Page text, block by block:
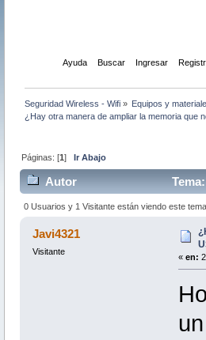
Ayuda Buscar Ingresar
Seguridad Wireless - Wifi » Equipos y
¿Hay otra manera de ampliar la memoria que
Páginas: [1]Ir Abajo
Autor
veces)
0 Usuarios y 1 Visitante están viendo este tema.
Javi4321
Visitante
« en: